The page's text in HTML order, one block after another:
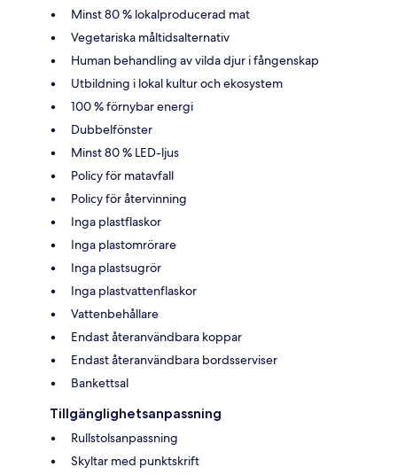
Minst 80 % lokalproducerad mat
Vegetariska måltidsalternativ
Human behandling av vilda djur i fångenskap
Utbildning i lokal kultur och ekosystem
100 % förnybar energi
Dubbelfönster
Minst 80 % LED-ljus
Policy för matavfall
Policy för återvinning
Inga plastflaskor
Inga plastomrörare
Inga plastsugrör
Inga plastvattenflaskor
Vattenbehållare
Endast återanvändbara koppar
Endast återanvändbara bordsserviser
Bankettsal
Tillgänglighetsanpassning
Rullstolsanpassning
Skyltar med punktskrift